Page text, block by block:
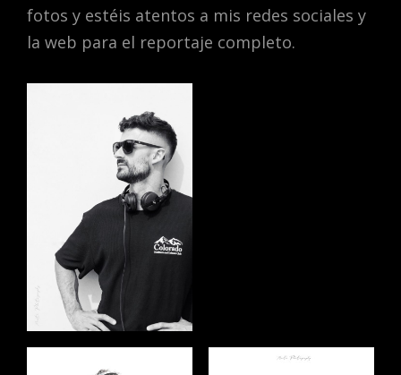
fotos y estéis atentos a mis redes sociales y
la web para el reportaje completo.